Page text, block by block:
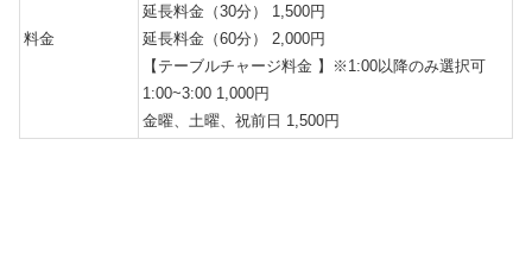
料金
延長料金（30分） 1,500円
延長料金（60分） 2,000円
【テーブルチャージ料金 】※1:00以降のみ選択可
1:00~3:00 1,000円
金曜、土曜、祝前日 1,500円